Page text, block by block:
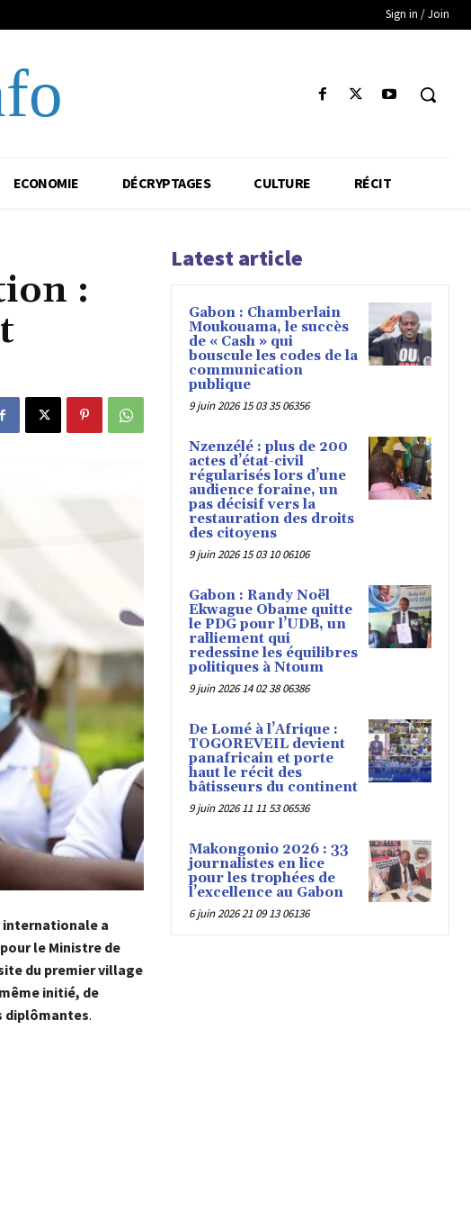
Sign in / Join
ECONOMIE DÉCRYPTAGES CULTURE RÉCIT
:
internationale a
le Ministre de
du premier village
initié, de
diplômantes.
Latest article
Gabon : Chamberlain
Moukouama, le succès
de « Cash » qui
bouscule les codes de la
communication
publique
9 juin 2026 15 03 35 06356
Nzenzélé : plus de 200
actes d’état-civil
régularisés lors d’une
audience foraine, un
pas décisif vers la
restauration des droits
des citoyens
9 juin 2026 15 03 10 06106
Gabon : Randy Noël
Ekwague Obame quitte
le PDG pour l’UDB, un
ralliement qui
redessine les équilibres
politiques à Ntoum
9 juin 2026 14 02 38 06386
De Lomé à l’Afrique :
TOGOREVEIL devient
panafricain et porte
haut le récit des
bâtisseurs du continent
9 juin 2026 11 11 53 06536
Makongonio 2026 : 33
journalistes en lice
pour les trophées de
l’excellence au Gabon
6 juin 2026 21 09 13 06136